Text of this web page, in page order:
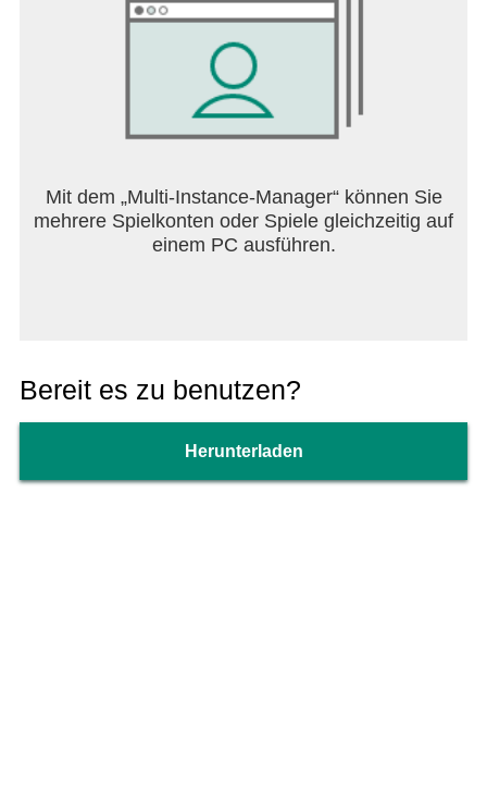
Mit dem „Multi-Instance-Manager“ können Sie
mehrere Spielkonten oder Spiele gleichzeitig auf
einem PC ausführen.
Bereit es zu benutzen?
Herunterladen